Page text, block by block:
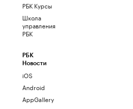
РБК Курсы
Школа
управления
РБК
РБК
Новости
iOS
Android
AppGallery